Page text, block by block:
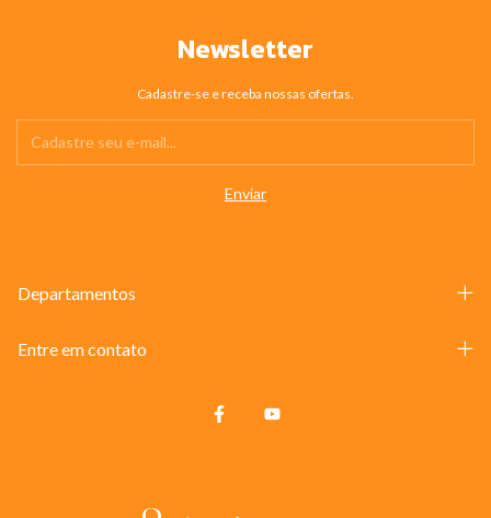
Newsletter
Cadastre-se e receba nossas ofertas.
Departamentos
Entre em contato